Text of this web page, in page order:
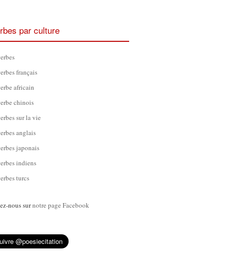
par culture
français
africain
chinois
sur la vie
anglais
japonais
indiens
turcs
nous surnotre page Facebook